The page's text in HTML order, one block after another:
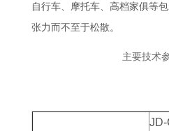
自行车、摩托车、高档家俱等
张力而不至于松散。
主要技术